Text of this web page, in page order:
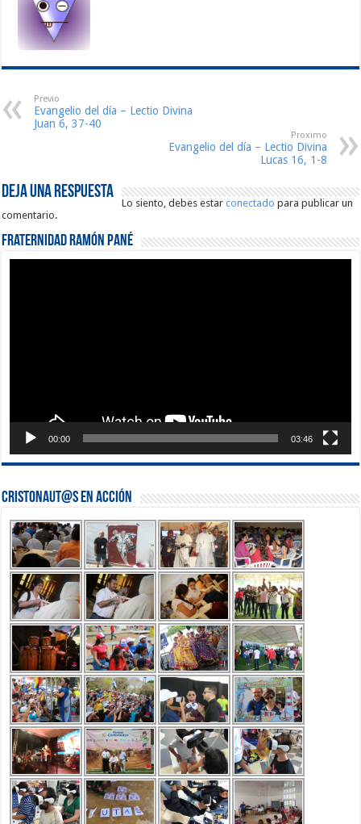
Previo
Evangelio del día – Lectio Divina
Juan 6, 37-40
Proximo
Evangelio del día – Lectio Divina
Lucas 16, 1-8
Deja una respuesta
Lo siento, debes estarconectado para publicar un
comentario.
Fraternidad Ramón Pané
00:00 03:46
Cristonaut@s en Acción